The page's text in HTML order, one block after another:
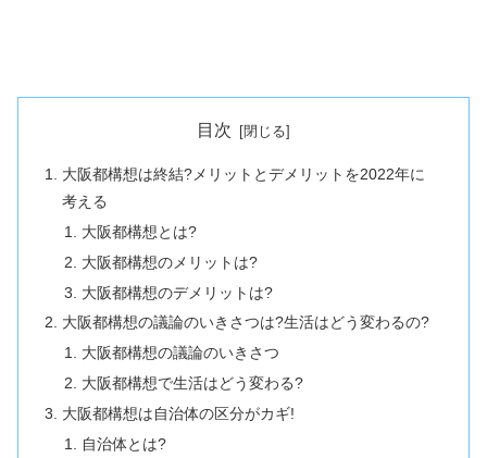
目次
大阪都構想は終結?メリットとデメリットを2022年に
考える
大阪都構想とは?
大阪都構想のメリットは?
大阪都構想のデメリットは?
大阪都構想の議論のいきさつは?生活はどう変わるの?
大阪都構想の議論のいきさつ
大阪都構想で生活はどう変わる?
大阪都構想は自治体の区分がカギ!
自治体とは?